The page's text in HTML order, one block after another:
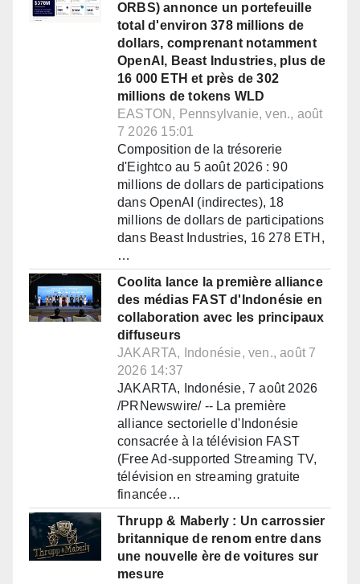
ORBS) annonce un portefeuille
total d'environ 378 millions de
dollars, comprenant notamment
OpenAI, Beast Industries, plus de
16 000 ETH et près de 302
millions de tokens WLD
EASTON, Pennsylvanie, ven., août
7 2026 15:01
Composition de la trésorerie
d'Eightco au 5 août 2026 : 90
millions de dollars de participations
dans OpenAI (indirectes), 18
millions de dollars de participations
dans Beast Industries, 16 278 ETH,
…
Coolita lance la première alliance
des médias FAST d'Indonésie en
collaboration avec les principaux
diffuseurs
JAKARTA, Indonésie, ven., août 7
2026 14:37
JAKARTA, Indonésie, 7 août 2026
/PRNewswire/ -- La première
alliance sectorielle d'Indonésie
consacrée à la télévision FAST
(Free Ad-supported Streaming TV,
télévision en streaming gratuite
financée…
Thrupp & Maberly : Un carrossier
britannique de renom entre dans
une nouvelle ère de voitures sur
mesure